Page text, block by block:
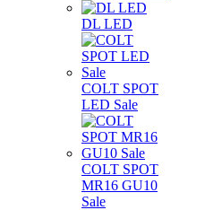
DL LED
COLT SPOT
LED Sale
COLT SPOT
MR16 GU10
Sale